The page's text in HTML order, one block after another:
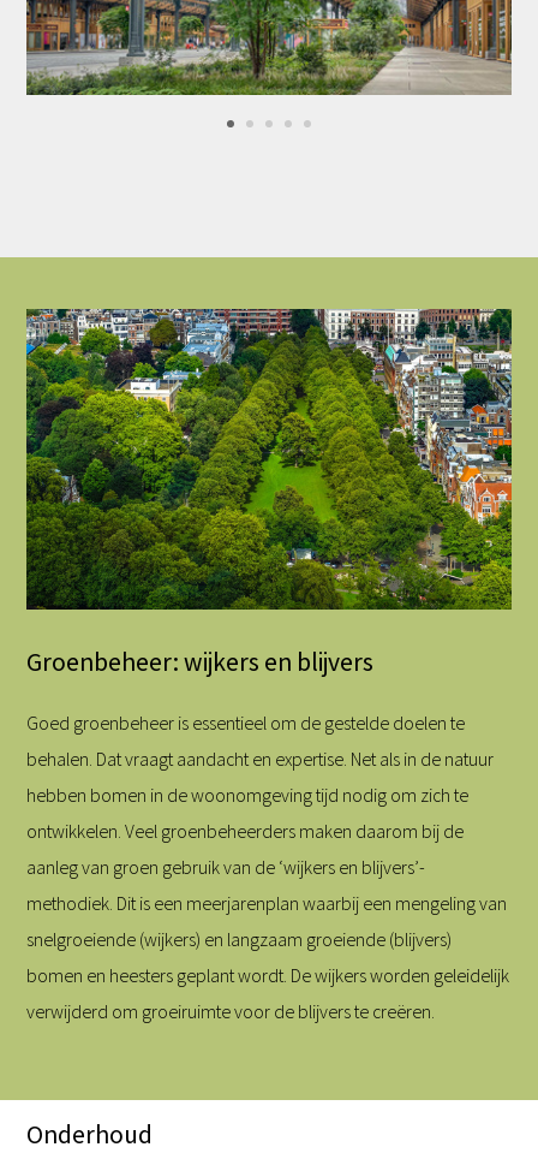
Groenbeheer: wijkers en blijvers
Goed groenbeheer is essentieel om de gestelde doelen te
behalen. Dat vraagt aandacht en expertise. Net als in de natuur
hebben bomen in de woonomgeving tijd nodig om zich te
ontwikkelen. Veel groenbeheerders maken daarom bij de
aanleg van groen gebruik van de ‘wijkers en blijvers’-
methodiek. Dit is een meerjarenplan waarbij een mengeling van
snelgroeiende (wijkers) en langzaam groeiende (blijvers)
bomen en heesters geplant wordt. De wijkers worden geleidelijk
verwijderd om groeiruimte voor de blijvers te creëren.
Onderhoud